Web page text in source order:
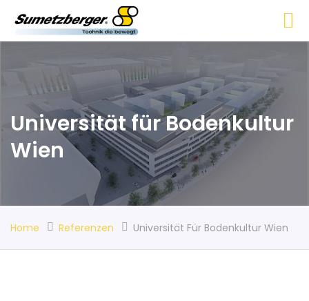
Universität für Bodenkultur
Wien
Home Referenzen Universität Für Bodenkultur Wien